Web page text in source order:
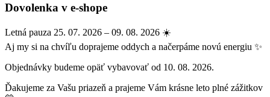
Dovolenka v e-shope
Letná pauza 25. 07. 2026 – 09. 08. 2026 ☀️
Aj my si na chvíľu doprajeme oddych a načerpáme novú energiu ✨
Objednávky budeme opäť vybavovať od 10. 08. 2026.
Ďakujeme za Vašu priazeň a prajeme Vám krásne leto plné zážitkov